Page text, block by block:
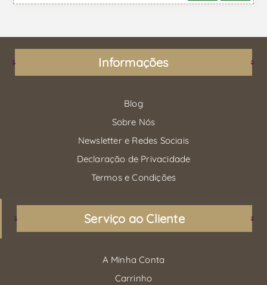
Informações
Blog
Sobre Nós
Newsletter e Redes Sociais
Declaração de Privacidade
Termos e Condições
Serviço ao Cliente
A Minha Conta
Carrinho